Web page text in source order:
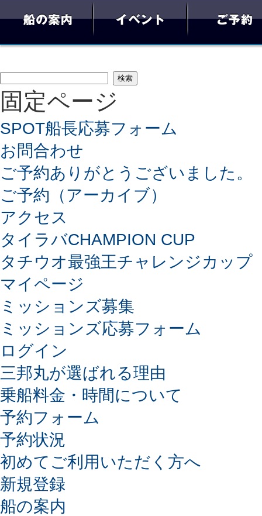
検
索:
固定ページ
SPOT船長応募フォーム
お問合わせ
ご予約ありがとうございました。
ご予約（アーカイブ）
アクセス
タイラバCHAMPION CUP
タチウオ最強王チャレンジカップ
マイページ
ミッションズ募集
ミッションズ応募フォーム
ログイン
三邦丸が選ばれる理由
乗船料金・時間について
予約フォーム
予約状況
初めてご利用いただく方へ
新規登録
船の案内